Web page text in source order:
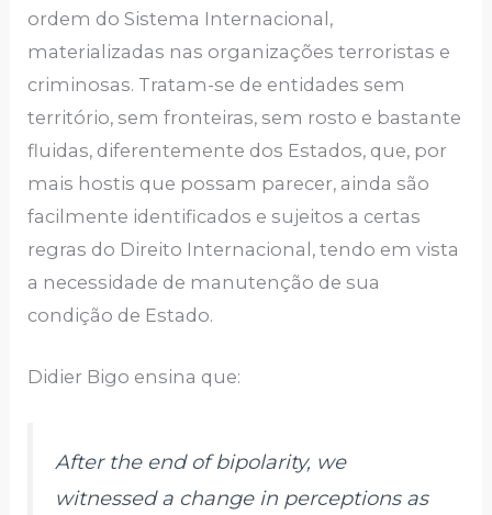
ordem do Sistema Internacional,
materializadas nas organizações terroristas e
criminosas. Tratam-se de entidades sem
território, sem fronteiras, sem rosto e bastante
fluidas, diferentemente dos Estados, que, por
mais hostis que possam parecer, ainda são
facilmente identificados e sujeitos a certas
regras do Direito Internacional, tendo em vista
a necessidade de manutenção de sua
condição de Estado.
Didier Bigo ensina que:
After the end of bipolarity, we
witnessed a change in perceptions as